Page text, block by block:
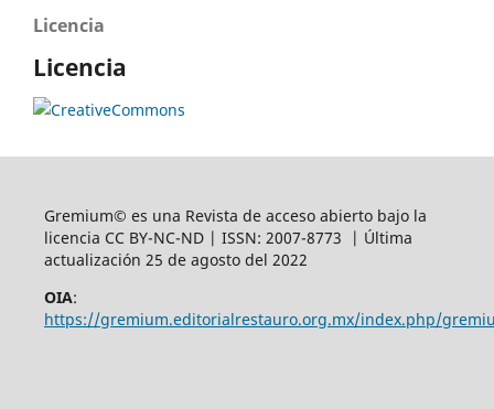
Licencia
Licencia
Gremium© es una Revista de acceso abierto bajo la
licencia CC BY-NC-ND | ISSN: 2007-8773 | Última
actualización 25 de agosto del 2022
OIA:
https://gremium.editorialrestauro.org.mx/index.php/